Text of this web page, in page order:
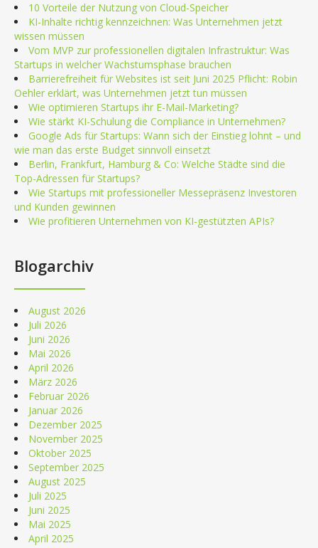
10 Vorteile der Nutzung von Cloud-Speicher
KI-Inhalte richtig kennzeichnen: Was Unternehmen jetzt
wissen müssen
Vom MVP zur professionellen digitalen Infrastruktur: Was
Startups in welcher Wachstumsphase brauchen
Barrierefreiheit für Websites ist seit Juni 2025 Pflicht: Robin
Oehler erklärt, was Unternehmen jetzt tun müssen
Wie optimieren Startups ihr E-Mail-Marketing?
Wie stärkt KI-Schulung die Compliance in Unternehmen?
Google Ads für Startups: Wann sich der Einstieg lohnt – und
wie man das erste Budget sinnvoll einsetzt
Berlin, Frankfurt, Hamburg & Co: Welche Städte sind die
Top-Adressen für Startups?
Wie Startups mit professioneller Messepräsenz Investoren
und Kunden gewinnen
Wie profitieren Unternehmen von KI-gestützten APIs?
Blogarchiv
August 2026
Juli 2026
Juni 2026
Mai 2026
April 2026
März 2026
Februar 2026
Januar 2026
Dezember 2025
November 2025
Oktober 2025
September 2025
August 2025
Juli 2025
Juni 2025
Mai 2025
April 2025